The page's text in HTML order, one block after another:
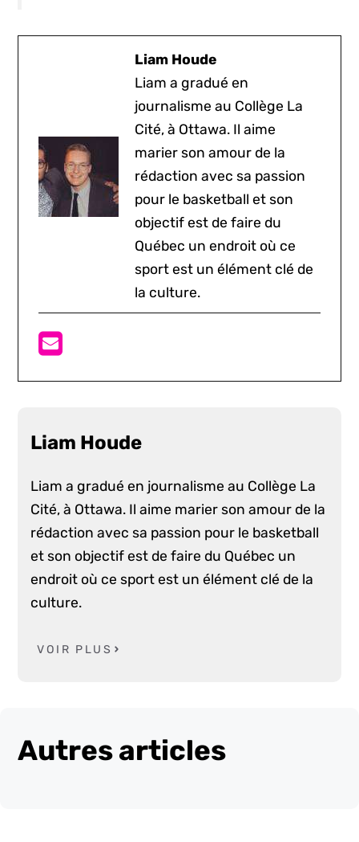
Liam Houde
Liam a gradué en
journalisme au Collège La
Cité, à Ottawa. Il aime
marier son amour de la
rédaction avec sa passion
pour le basketball et son
objectif est de faire du
Québec un endroit où ce
sport est un élément clé de
la culture.
Liam Houde
Liam a gradué en journalisme au Collège La
Cité, à Ottawa. Il aime marier son amour de la
rédaction avec sa passion pour le basketball
et son objectif est de faire du Québec un
endroit où ce sport est un élément clé de la
culture.
VOIR PLUS
Autres articles